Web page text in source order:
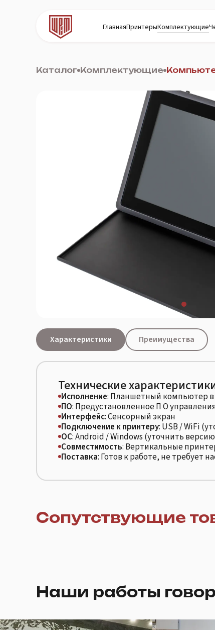
ГлавнаяПринтерыКомплектующие
Каталог Комплектующие
Характеристики Преимущества
Технические
Исполнение: Планшетный компьютер в
ПО: Предустановленное П О
Интерфейс: Сенсорный экран
Подключение к принтеру: USB / WiFi
ОС: Android / Windows (уточнить
Совместимость: Вертикальные
Поставка: Готов к работе, не требует
Сопутствующие
Наши работы